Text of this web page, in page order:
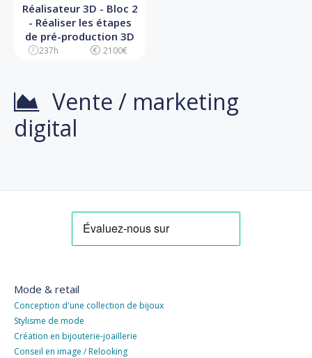
Réalisateur 3D - Bloc 2
- Réaliser les étapes
de pré-production 3D
237h 2100€
Vente / marketing
digital
Mode & retail
Conception d'une collection de bijoux
Stylisme de mode
Création en bijouterie-joaillerie
Conseil en image / Relooking